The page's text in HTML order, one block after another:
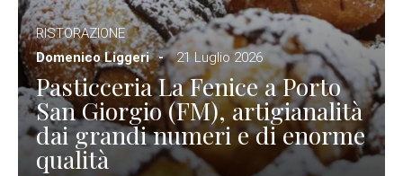
RISTORAZIONE
Domenico Liggeri
21 Luglio 2026
Pasticceria La Fenice a Porto
San Giorgio (FM), artigianalità
dai grandi numeri e di enorme
qualità